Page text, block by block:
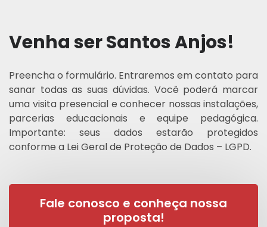
Venha ser Santos Anjos!
Preencha o formulário. Entraremos em contato para
sanar todas as suas dúvidas. Você poderá marcar
uma visita presencial e conhecer nossas instalações,
parcerias educacionais e equipe pedagógica.
Importante: seus dados estarão protegidos
conforme a Lei Geral de Proteção de Dados – LGPD.
Fale conosco e conheça nossa
proposta!